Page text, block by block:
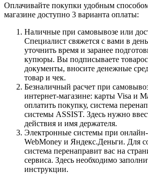
Оплачивайте покупки удобным
магазине доступно 3 варианта оплаты:
Наличные при самовывозе или
Специалист свяжется с вами в
уточнить время и заранее
купюры. Вы подписываете
документы, вносите денежные
товар и чек.
Безналичный расчет при
интернет-магазине: карты Visa и
оплатить покупку, система
системы ASSIST. Здесь нужно
действия и имя держателя.
Электронные системы при онлайн-
WebMoney и Яндекс.Деньги. Для
система перенаправит вас на
сервиса. Здесь необходимо
инструкции.